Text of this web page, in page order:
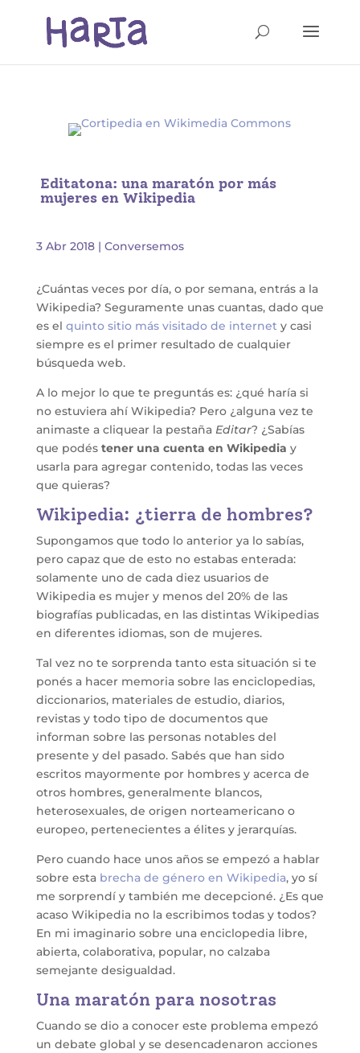
Editatona: una maratón por más
mujeres en Wikipedia
3 Abr 2018| Conversemos
¿Cuántas veces por día, o por semana, entrás a la
Wikipedia? Seguramente unas cuantas, dado que
es el quinto sitio más visitado de internety casi
siempre es el primer resultado de cualquier
búsqueda web.
A lo mejor lo que te preguntás es: ¿qué haría si
no estuviera ahí Wikipedia? Pero ¿alguna vez te
animaste a cliquear la pestaña Editar? ¿Sabías
que podés tener una cuenta en Wikipedia y
usarla para agregar contenido, todas las veces
que quieras?
Wikipedia: ¿tierra de hombres?
Supongamos que todo lo anterior ya lo sabías,
pero capaz que de esto no estabas enterada:
solamente uno de cada diez usuarios de
Wikipedia es mujer y menos del 20% de las
biografías publicadas, en las distintas Wikipedias
en diferentes idiomas, son de mujeres.
Tal vez no te sorprenda tanto esta situación si te
ponés a hacer memoria sobre las enciclopedias,
diccionarios, materiales de estudio, diarios,
revistas y todo tipo de documentos que
informan sobre las personas notables del
presente y del pasado. Sabés que han sido
escritos mayormente por hombres y acerca de
otros hombres, generalmente blancos,
heterosexuales, de origen norteamericano o
europeo, pertenecientes a élites y jerarquías.
Pero cuando hace unos años se empezó a hablar
sobre esta brecha de género en Wikipedia, yo sí
me sorprendí y también me decepcioné. ¿Es que
acaso Wikipedia no la escribimos todas y todos?
En mi imaginario sobre una enciclopedia libre,
abierta, colaborativa, popular, no calzaba
semejante desigualdad.
Una maratón para nosotras
Cuando se dio a conocer este problema empezó
un debate global y se desencadenaron acciones